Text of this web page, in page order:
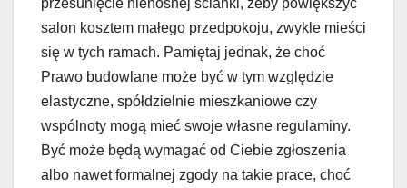
salon kosztem małego przedpokoju, zwykle mieści
się w tych ramach. Pamiętaj jednak, że choć
Prawo budowlane może być w tym względzie
elastyczne, spółdzielnie mieszkaniowe czy
wspólnoty mogą mieć swoje własne regulaminy.
Być może będą wymagać od Ciebie zgłoszenia
albo nawet formalnej zgody na takie prace, choć